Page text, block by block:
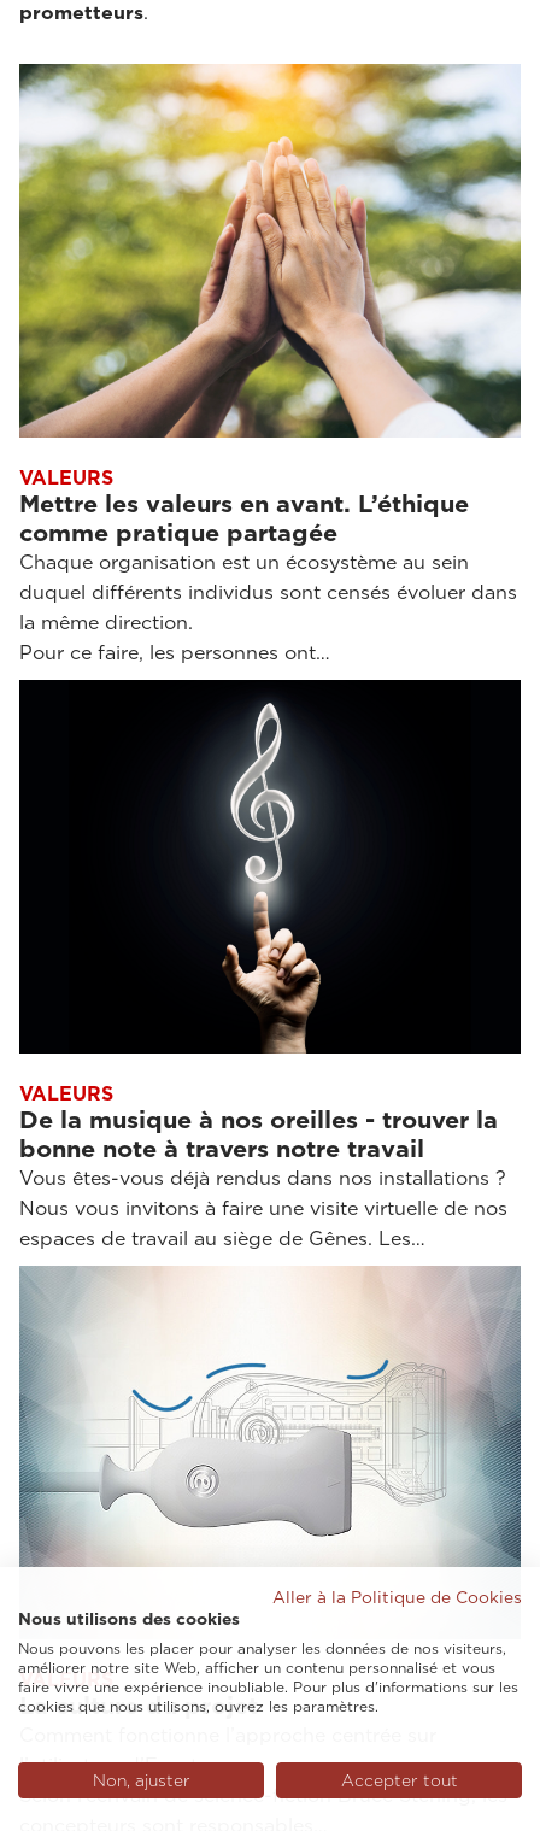
prometteurs.
VALEURS
Mettre les valeurs en avant. L’éthique
comme pratique partagée
Chaque organisation est un écosystème au sein
duquel différents individus sont censés évoluer dans
la même direction.
Pour ce faire, les personnes ont…
VALEURS
De la musique à nos oreilles - trouver la
bonne note à travers notre travail
Vous êtes-vous déjà rendus dans nos installations ?
Nous vous invitons à faire une visite virtuelle de nos
espaces de travail au siège de Gênes. Les…
VALEURS
La culture du projet
l’utilisateur d’Esaote
Selon l’écrivain de science-fiction Bruce Sterling, les
Aller à la Politique de Cookies
Nous utilisons des cookies
Nous pouvons les placer pour analyser les données de nos visiteurs,
améliorer notre site Web, afficher un contenu personnalisé et vous
faire vivre une expérience inoubliable. Pour plus d'informations sur les
cookies que nous utilisons, ouvrez les paramètres.
Non, ajuster Accepter tout